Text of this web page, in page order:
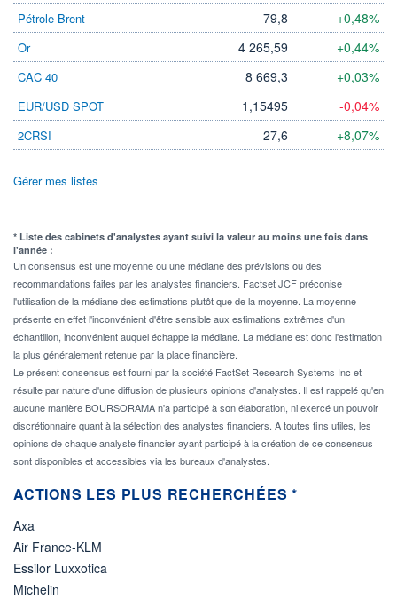
Pétrole Brent 79,8 +0,48%
Or 4 265,59 +0,44%
CAC 40 8 669,3 +0,03%
EUR/USD SPOT 1,15495 -0,04%
2CRSI 27,6 +8,07%
Gérer mes listes
* Liste des cabinets d'analystes ayant suivi la valeur au moins une fois dans
l'année :
Un consensus est une moyenne ou une médiane des prévisions ou des
recommandations faites par les analystes financiers. Factset JCF préconise
l'utilisation de la médiane des estimations plutôt que de la moyenne. La moyenne
présente en effet l'inconvénient d'être sensible aux estimations extrêmes d'un
échantillon, inconvénient auquel échappe la médiane. La médiane est donc l'estimation
la plus généralement retenue par la place financière.
Le présent consensus est fourni par la société FactSet Research Systems Inc et
résulte par nature d'une diffusion de plusieurs opinions d'analystes. Il est rappelé qu'en
aucune manière BOURSORAMA n'a participé à son élaboration, ni exercé un pouvoir
discrétionnaire quant à la sélection des analystes financiers. A toutes fins utiles, les
opinions de chaque analyste financier ayant participé à la création de ce consensus
sont disponibles et accessibles via les bureaux d'analystes.
ACTIONS LES PLUS RECHERCHÉES *
Axa
Air France-KLM
Essilor Luxxotica
Michelin